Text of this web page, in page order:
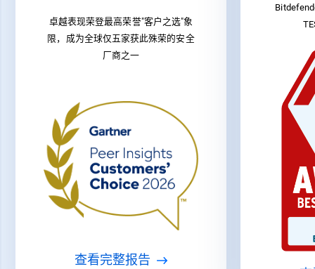
卓越表现荣登最高荣誉"客户之选"象
限，成为全球仅五家获此殊荣的安全
厂商之一
查看完整报告